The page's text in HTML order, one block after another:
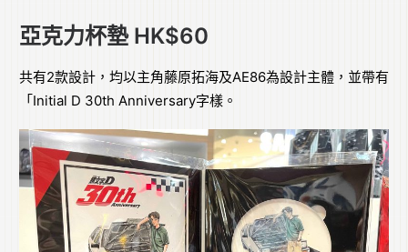
亞克力杯墊 HK$60
共有2款設計，均以主角藤原拓海及AE86為設計主體，並帶有
「Initial D 30th Anniversary字樣。